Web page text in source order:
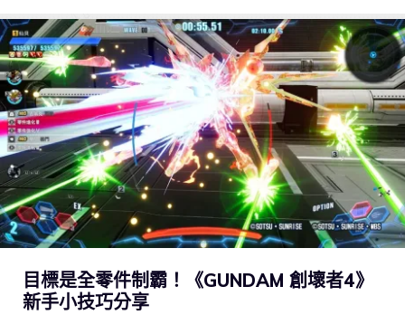
目標是全零件制霸！《GUNDAM 創壞者4》
新手小技巧分享